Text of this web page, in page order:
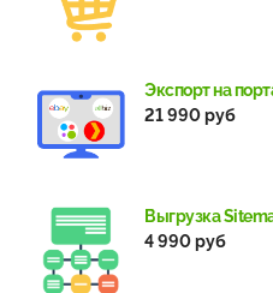
Экспорт на
21 990 руб
Выгрузка
4 990 руб